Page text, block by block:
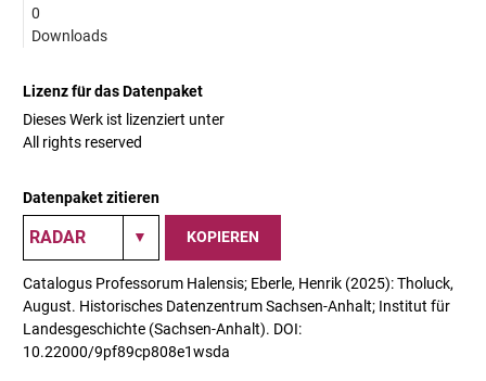
0
Downloads
Lizenz für das Datenpaket
Dieses Werk ist lizenziert unter
All rights reserved
Datenpaket zitieren
KOPIEREN
Catalogus Professorum Halensis; Eberle, Henrik (2025): Tholuck,
August. Historisches Datenzentrum Sachsen-Anhalt; Institut für
Landesgeschichte (Sachsen-Anhalt). DOI:
10.22000/9pf89cp808e1wsda